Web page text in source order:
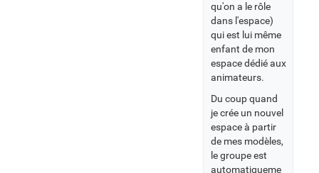
qu'on a le rôle
dans l'espace)
qui est lui même
enfant de mon
espace dédié aux
animateurs.
Du coup quand
je crée un nouvel
espace à partir
de mes modèles,
le groupe est
automatiqueme